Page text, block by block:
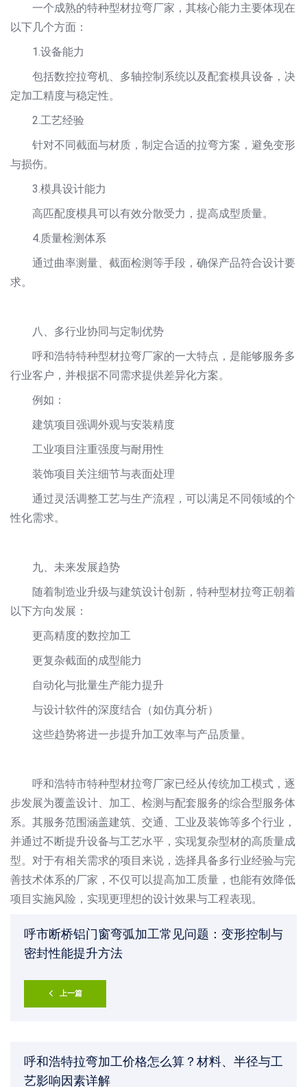
一个成熟的特种型材拉弯厂家，其核心能力主要体现在
以下几个方面：
1.设备能力
包括数控拉弯机、多轴控制系统以及配套模具设备，决
定加工精度与稳定性。
2.工艺经验
针对不同截面与材质，制定合适的拉弯方案，避免变形
与损伤。
3.模具设计能力
高匹配度模具可以有效分散受力，提高成型质量。
4.质量检测体系
通过曲率测量、截面检测等手段，确保产品符合设计要
求。
八、多行业协同与定制优势
呼和浩特特种型材拉弯厂家的一大特点，是能够服务多
行业客户，并根据不同需求提供差异化方案。
例如：
建筑项目强调外观与安装精度
工业项目注重强度与耐用性
装饰项目关注细节与表面处理
通过灵活调整工艺与生产流程，可以满足不同领域的个
性化需求。
九、未来发展趋势
随着制造业升级与建筑设计创新，特种型材拉弯正朝着
以下方向发展：
更高精度的数控加工
更复杂截面的成型能力
自动化与批量生产能力提升
与设计软件的深度结合（如仿真分析）
这些趋势将进一步提升加工效率与产品质量。
呼和浩特市特种型材拉弯厂家已经从传统加工模式，逐
步发展为覆盖设计、加工、检测与配套服务的综合型服务体
系。其服务范围涵盖建筑、交通、工业及装饰等多个行业，
并通过不断提升设备与工艺水平，实现复杂型材的高质量成
型。对于有相关需求的项目来说，选择具备多行业经验与完
善技术体系的厂家，不仅可以提高加工质量，也能有效降低
项目实施风险，实现更理想的设计效果与工程表现。
呼市断桥铝门窗弯弧加工常见问题：变形控制与
密封性能提升方法
上一篇
呼和浩特拉弯加工价格怎么算？材料、半径与工
艺影响因素详解